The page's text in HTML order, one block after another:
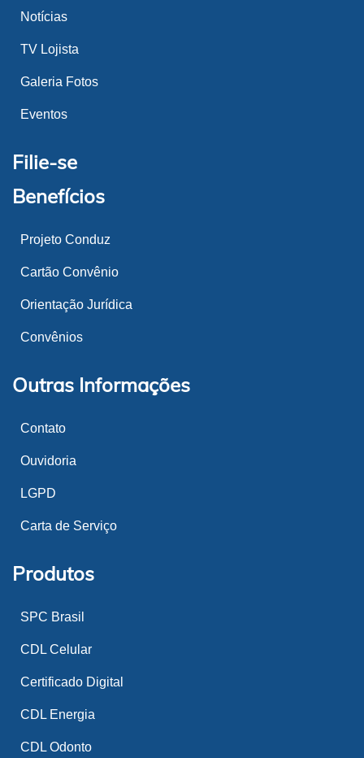
Notícias
TV Lojista
Galeria Fotos
Eventos
Filie-se
Benefícios
Projeto Conduz
Cartão Convênio
Orientação Jurídica
Convênios
Outras Informações
Contato
Ouvidoria
LGPD
Carta de Serviço
Produtos
SPC Brasil
CDL Celular
Certificado Digital
CDL Energia
CDL Odonto